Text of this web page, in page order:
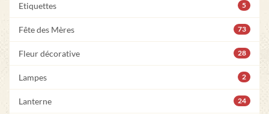
Etiquettes 5
Fête des Mères 73
Fleur décorative 28
Lampes 2
Lanterne 24